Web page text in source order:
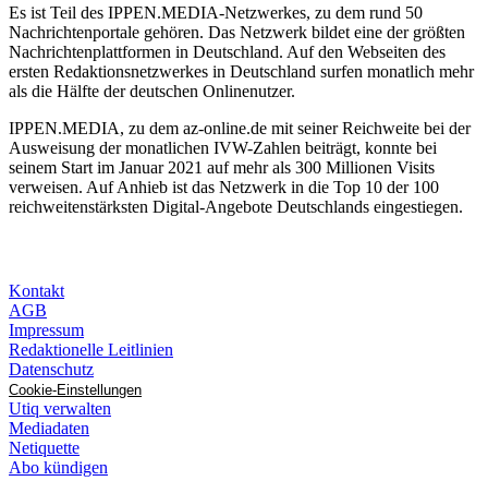
Es ist Teil des IPPEN.MEDIA-Netzwerkes, zu dem rund 50
Nachrichtenportale gehören. Das Netzwerk bildet eine der größten
Nachrichtenplattformen in Deutschland. Auf den Webseiten des
ersten Redaktionsnetzwerkes in Deutschland surfen monatlich mehr
als die Hälfte der deutschen Onlinenutzer.
IPPEN.MEDIA, zu dem az-online.de mit seiner Reichweite bei der
Ausweisung der monatlichen IVW-Zahlen beiträgt, konnte bei
seinem Start im Januar 2021 auf mehr als 300 Millionen Visits
verweisen. Auf Anhieb ist das Netzwerk in die Top 10 der 100
reichweitenstärksten Digital-Angebote Deutschlands eingestiegen.
Kontakt
AGB
Impressum
Redaktionelle Leitlinien
Datenschutz
Cookie-Einstellungen
Utiq verwalten
Mediadaten
Netiquette
Abo kündigen